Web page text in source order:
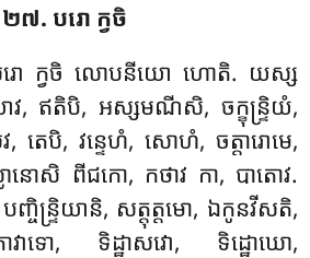
២៧. បរោ ក្វចិ
រោ ក្វចិ លោបនីយោ ហោតិ. យស្ស
វ, ឥតិបិ, អស្សមណីសិ, ចក្ខុន្ទ្រិយំ,
តេបិ, វន្ទេហំ, សោហំ, ចត្តារោមេ,
ានោសិ ពីជកោ, កថាវ កា, បាតោវ.
ញ្ចិន្ទ្រិយានិ, សត្តុត្តមោ, ឯកូនវីសតិ,
ាទោ, ទិដ្ឋាសវោ, ទិដ្ឋោឃោ,